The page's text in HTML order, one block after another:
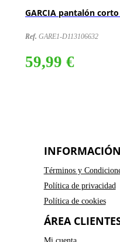
GARCIA pantalón
Ref. GARE1-D113106632
59,99 €
INFORMACIÓN
Términos y
Política de privacidad
Política de cookies
ÁREA